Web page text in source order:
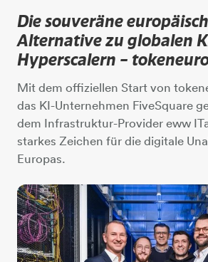
Die souveräne
Alternative zu globalen
Hyperscalern –
Mit dem offiziellen Start von
das KI-Unternehmen FiveSquare
dem Infrastruktur-Provider eww
starkes Zeichen für die digitale
Europas.